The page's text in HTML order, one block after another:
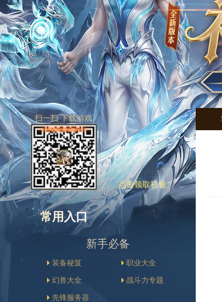
扫一扫 下载游戏
点击领取礼包
常用入口
新手必备
装备秘笈 职业大全
幻兽大全 战斗力专题
先锋服务器